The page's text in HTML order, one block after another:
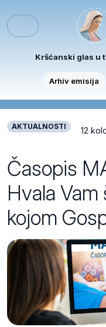
Menu
Kršćanski glas u
Arhiv emisija
AKTUALNOSTI 12
Časopis
Hvala
kojom